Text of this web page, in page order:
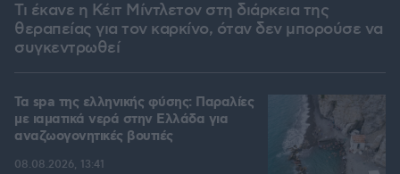
Τι έκανε η Κέιτ Μίντλετον στη διάρκεια της
θεραπείας για τον καρκίνο, όταν δεν μπορούσε να
συγκεντρωθεί
Τα spa της ελληνικής φύσης: Παραλίες
με ιαματικά νερά στην Ελλάδα για
αναζωογονητικές βουτιές
08.08.2026, 13:41